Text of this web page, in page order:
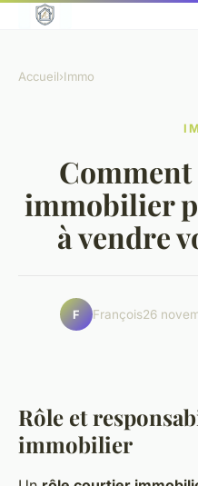
Accueil›Immo
immobilier
à vendre
F François26
Rôle et
immobilier